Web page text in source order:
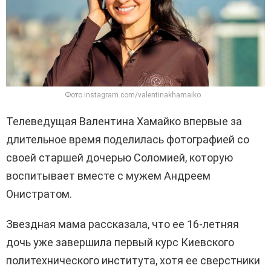
Фото instagram.com/valentinakhamaiko
Телеведущая Валентина Хамайко впервые за
длительное время поделилась фотографией со
своей старшей дочерью Соломией, которую
воспитывает вместе с мужем Андреем
Онистратом.
Звездная мама рассказала, что ее 16-летняя
дочь уже завершила первый курс Киевского
политехнического института, хотя ее сверстники